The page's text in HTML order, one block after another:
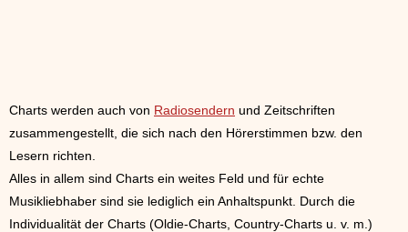
Charts werden auch von Radiosendern und Zeitschriften
zusammengestellt, die sich nach den Hörerstimmen bzw. den
Lesern richten.
Alles in allem sind Charts ein weites Feld und für echte
Musikliebhaber sind sie lediglich ein Anhaltspunkt. Durch die
Individualität der Charts (Oldie-Charts, Country-Charts u. v. m.)